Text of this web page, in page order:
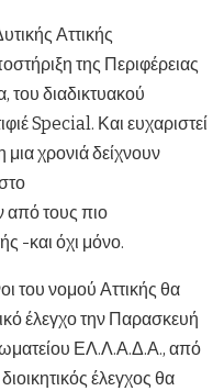
Αττικής
της Περιφέρειας
διαδικτυακού
Special. Και ευχαριστεί
χρονιά δείχνουν
από τους πιο
-και όχι μόνο.
του νομού Αττικής θα
έλεγχο την Παρασκευή
ΕΛ.Λ.Α.Δ.Α., από
έλεγχος θα